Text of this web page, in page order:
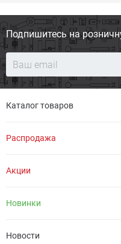
Подпишитесь на
Каталог товаров
Распродажа
Акции
Новинки
Новости